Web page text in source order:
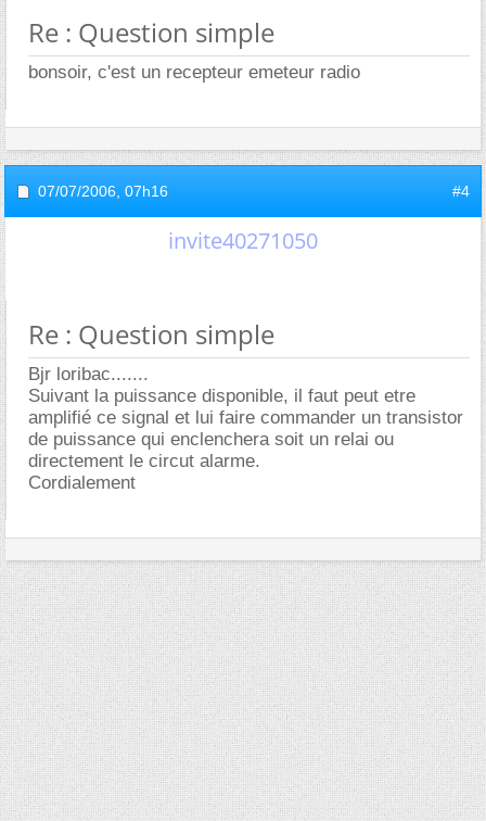
Re : Question simple
bonsoir, c'est un recepteur emeteur radio
07/07/2006, 07h16 #4
invite40271050
Re : Question simple
Bjr loribac.......
Suivant la puissance disponible, il faut peut etre
amplifié ce signal et lui faire commander un transistor
de puissance qui enclenchera soit un relai ou
directement le circut alarme.
Cordialement